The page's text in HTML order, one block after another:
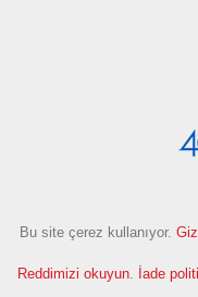
Bu site çerez kullanıyor.
Reddimizi okuyun. İade